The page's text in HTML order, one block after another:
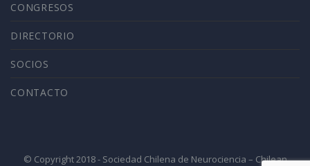
CONGRESOS
DIRECTORIO
SOCIOS
CONTACTO
© Copyright 2018 - Sociedad Chilena de Neurociencia – Chilean